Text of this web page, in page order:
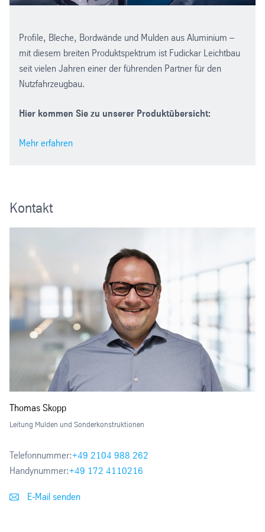
Profile, Bleche, Bordwände und Mulden aus Aluminium –
mit diesem breiten Produktspektrum ist Fudickar Leichtbau
seit vielen Jahren einer der führenden Partner für den
Nutzfahrzeugbau.
Hier kommen Sie zu unserer Produktübersicht:
Mehr erfahren
Kontakt
Thomas Skopp
Leitung Mulden und Sonderkonstruktionen
Telefonnummer:+49 2104 988 262
Handynummer:+49 172 4110216
E-Mail senden